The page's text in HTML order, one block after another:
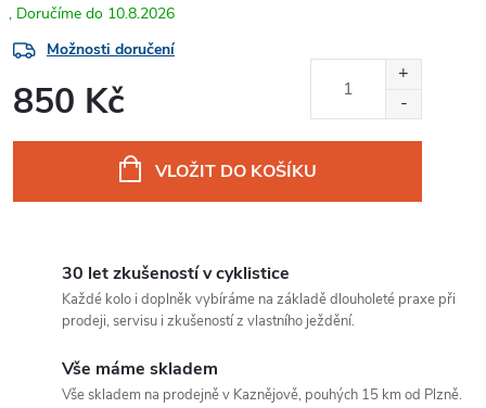
10.8.2026
Možnosti doručení
850 Kč
VLOŽIT DO KOŠÍKU
30 let zkušeností v cyklistice
Každé kolo i doplněk vybíráme na základě dlouholeté praxe při
prodeji, servisu i zkušeností z vlastního ježdění.
Vše máme skladem
Vše skladem na prodejně v Kaznějově, pouhých 15 km od Plzně.